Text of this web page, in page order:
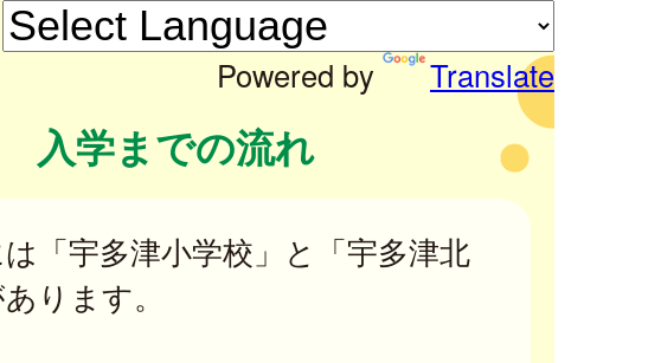
Powered by Translate
入学までの流れ
「宇多津小学校」と「宇多津北
ります。